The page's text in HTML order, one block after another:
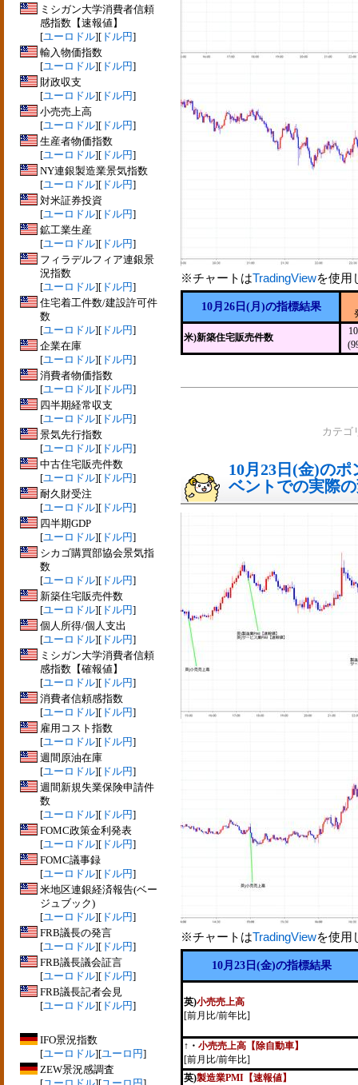
ミシガン大学消費者信頼
感指数【速報値】
[ユーロドル][ ドル円]
輸入物価指数
[ユーロドル][ ドル円]
財政収支
[ユーロドル][ ドル円]
小売売上高
[ユーロドル][ ドル円]
生産者物価指数
[ユーロドル][ ドル円]
NY連銀製造業景気指数
[ユーロドル][ ドル円]
対米証券投資
[ユーロドル][ ドル円]
鉱工業生産
[ユーロドル][ ドル円]
フィラデルフィア連銀景
況指数
[ユーロドル][ ドル円]
住宅着工件数/建設許可件
数
[ユーロドル][ ドル円]
企業在庫
[ユーロドル][ ドル円]
消費者物価指数
[ユーロドル][ ドル円]
四半期経常収支
[ユーロドル][ ドル円]
景気先行指数
[ユーロドル][ ドル円]
中古住宅販売件数
[ユーロドル][ ドル円]
耐久財受注
[ユーロドル][ ドル円]
四半期GDP
[ユーロドル][ ドル円]
シカゴ購買部協会景気指
数
[ユーロドル][ ドル円]
新築住宅販売件数
[ユーロドル][ ドル円]
個人所得/個人支出
[ユーロドル][ ドル円]
ミシガン大学消費者信頼
感指数【確報値】
[ユーロドル][ ドル円]
消費者信頼感指数
[ユーロドル][ ドル円]
雇用コスト指数
[ユーロドル][ ドル円]
週間原油在庫
[ユーロドル][ ドル円]
週間新規失業保険申請件
数
[ユーロドル][ ドル円]
FOMC政策金利発表
[ユーロドル][ ドル円]
FOMC議事録
[ユーロドル][ ドル円]
米地区連銀経済報告(ベー
ジュブック)
[ユーロドル][ ドル円]
FRB議長の発言
[ユーロドル][ ドル円]
FRB議長議会証言
[ユーロドル][ ドル円]
FRB議長記者会見
[ユーロドル][ ドル円]
IFO景況指数
[ユーロドル][ユーロ円]
ZEW景況感調査
※チャートはTradingViewを使用
10月26日(月)の指標結果
米)新築住宅販売件数
カテゴ
10月23日(金)の
ベントでの実際
※チャートはTradingViewを使用
10月23日(金)の指標結果
英)小売売上高
[前月比/前年比]
↑ ・ 小売売上高【除自動車】
[前月比/前年比]
英)製造業PMI【速報値】